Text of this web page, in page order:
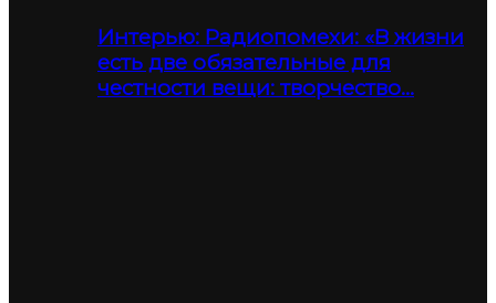
Интерью: Радиопомехи: «В жизни
есть две обязательные для
честности вещи: творчество…